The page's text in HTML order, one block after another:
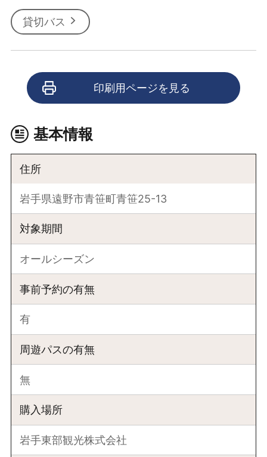
貸切バス
印刷用ページを見る
基本情報
住所
岩手県遠野市青笹町青笹25-13
対象期間
オールシーズン
事前予約の有無
有
周遊パスの有無
無
購入場所
岩手東部観光株式会社